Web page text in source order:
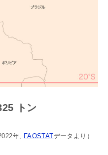
トン
年; FAOSTATデータより）